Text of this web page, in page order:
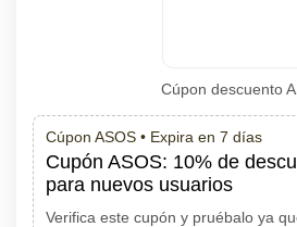
Cúpon descuento
Cúpon ASOS • Expira en 7 días
Cupón ASOS: 10% de
para nuevos usuarios
Verifica este cupón y pruébalo ya